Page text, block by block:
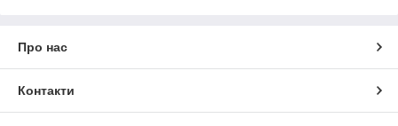
Про нас
Контакти